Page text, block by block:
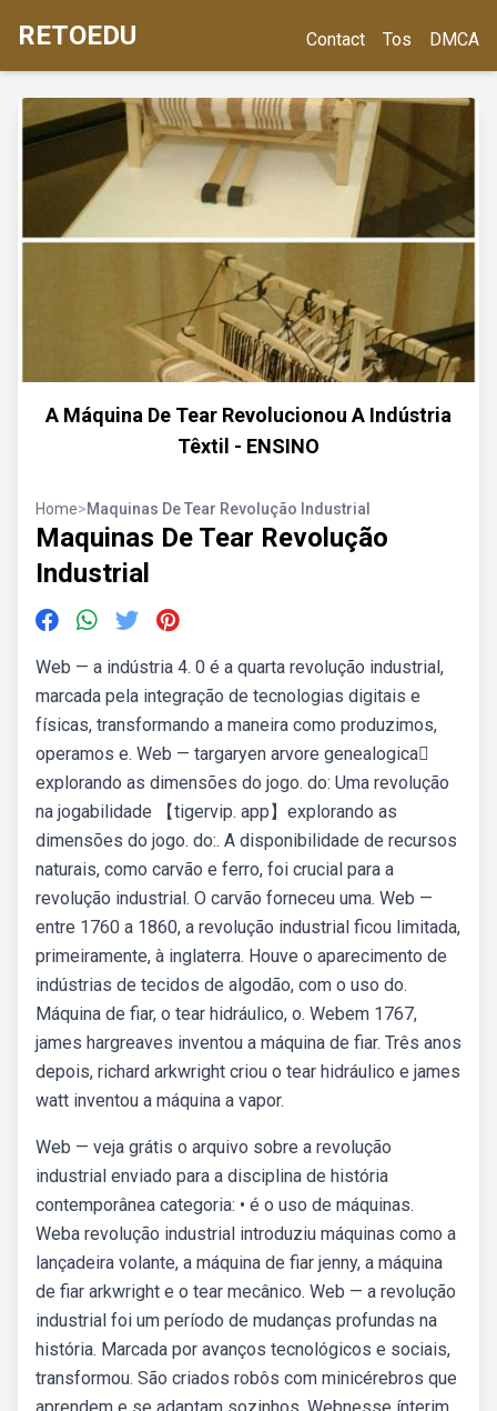
RETOEDU Contact Tos DMCA
A Máquina De Tear Revolucionou A Indústria
Têxtil - ENSINO
Home>Maquinas De Tear Revolução Industrial
Maquinas De Tear Revolução
Industrial
Web — a indústria 4. 0 é a quarta revolução industrial,
marcada pela integração de tecnologias digitais e
físicas, transformando a maneira como produzimos,
operamos e. Web — targaryen arvore genealogica🟸
explorando as dimensões do jogo. do: Uma revolução
na jogabilidade 【tigervip. app】explorando as
dimensões do jogo. do:. A disponibilidade de recursos
naturais, como carvão e ferro, foi crucial para a
revolução industrial. O carvão forneceu uma. Web —
entre 1760 a 1860, a revolução industrial ficou limitada,
primeiramente, à inglaterra. Houve o aparecimento de
indústrias de tecidos de algodão, com o uso do.
Máquina de fiar, o tear hidráulico, o. Webem 1767,
james hargreaves inventou a máquina de fiar. Três anos
depois, richard arkwright criou o tear hidráulico e james
watt inventou a máquina a vapor.
Web — veja grátis o arquivo sobre a revolução
industrial enviado para a disciplina de história
contemporânea categoria: • é o uso de máquinas.
Weba revolução industrial introduziu máquinas como a
lançadeira volante, a máquina de fiar jenny, a máquina
de fiar arkwright e o tear mecânico. Web — a revolução
industrial foi um período de mudanças profundas na
história. Marcada por avanços tecnológicos e sociais,
transformou. São criados robôs com minicérebros que